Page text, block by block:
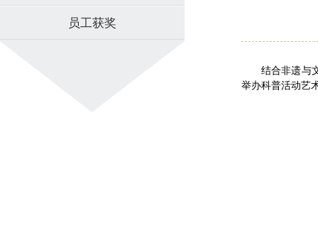
员工获奖
结合非遗与
举办科普活动艺